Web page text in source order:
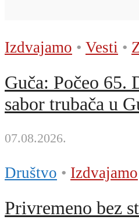
Izdvajamo • Vesti •
Guča: Počeo 65.
sabor trubača u
07.08.2026.
Društvo • Izdvajamo
Privremeno bez